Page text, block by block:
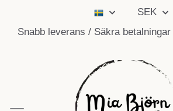
SEK
Snabb leverans / Säkra